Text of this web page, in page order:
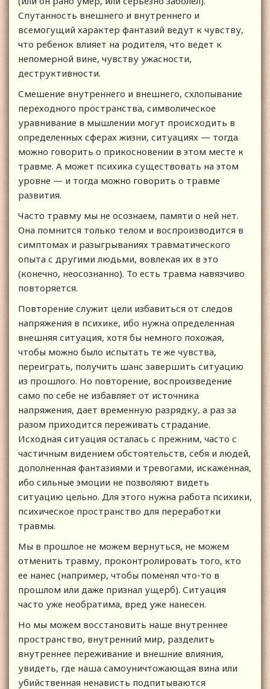
Спутанность внешнего и внутреннего и
всемогущий характер фантазий ведут к чувству,
что ребенок влияет на родителя, что ведет к
непомерной вине, чувству ужасности,
деструктивности.
Смешение внутреннего и внешнего, схлопывание
переходного пространства, символическое
уравнивание в мышлении могут происходить в
определенных сферах жизни, ситуациях — тогда
можно говорить о прикосновении в этом месте к
травме. А может психика существовать на этом
уровне — и тогда можно говорить о травме
развития.
Часто травму мы не осознаем, памяти о ней нет.
Она помнится только телом и воспроизводится в
симптомах и разыгрываниях травматического
опыта с другими людьми, вовлекая их в это
(конечно, неосознанно). То есть травма навязчиво
повторяется.
Повторение служит цели избавиться от следов
напряжения в психике, ибо нужна определенная
внешняя ситуация, хотя бы немного похожая,
чтобы можно было испытать те же чувства,
переиграть, получить шанс завершить ситуацию
из прошлого. Но повторение, воспроизведение
само по себе не избавляет от источника
напряжения, дает временную разрядку, а раз за
разом приходится переживать страдание.
Исходная ситуация осталась с прежним, часто с
частичным видением обстоятельств, себя и людей,
дополненная фантазиями и тревогами, искаженная,
ибо сильные эмоции не позволяют видеть
ситуацию цельно. Для этого нужна работа психики,
психическое пространство для переработки
травмы.
Мы в прошлое не можем вернуться, не можем
отменить травму, проконтролировать того, кто
ее нанес (например, чтобы поменял что-то в
прошлом или даже признал ущерб). Ситуация
часто уже необратима, вред уже нанесен.
Но мы можем восстановить наше внутреннее
пространство, внутренний мир, разделить
внутреннее переживание и внешние влияния,
увидеть, где наша самоуничтожающая вина или
убийственная ненависть подпитываются